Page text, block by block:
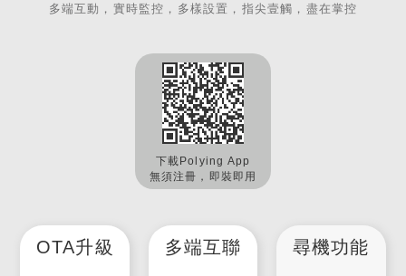
多端互動，實時監控，多樣設置，指尖壹觸，盡在掌控
下載Polying App
無須注冊，即裝即用
OTA升級 多端互聯 尋機功能